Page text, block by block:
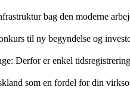
bag den moderne
til ny begyndelse og
Derfor er enkel
som en fordel for din